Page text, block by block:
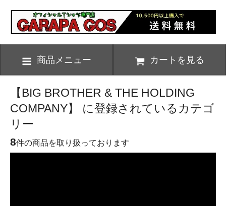
商品メニュー カートを見る
【BIG BROTHER & THE HOLDING
COMPANY】 に登録されているカテゴ
リー
8件の商品を取り扱っております